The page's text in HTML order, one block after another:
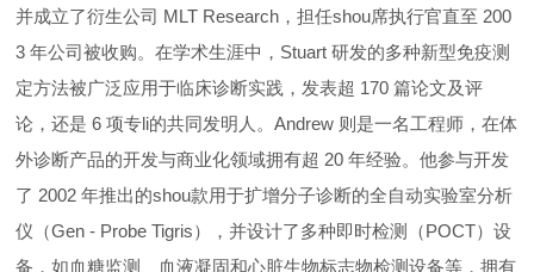
并成立了衍生公司 MLT Research，担任shou席执行官直至 200
3 年公司被收购。在学术生涯中，Stuart 研发的多种新型免疫测
定方法被广泛应用于临床诊断实践，发表超 170 篇论文及评
论，还是 6 项专li的共同发明人。Andrew 则是一名工程师，在体
外诊断产品的开发与商业化领域拥有超 20 年经验。他参与开发
了 2002 年推出的shou款用于扩增分子诊断的全自动实验室分析
仪（Gen - Probe Tigris），并设计了多种即时检测（POCT）设
备，如血糖监测、血液凝固和心脏生物标志物检测设备等，拥有